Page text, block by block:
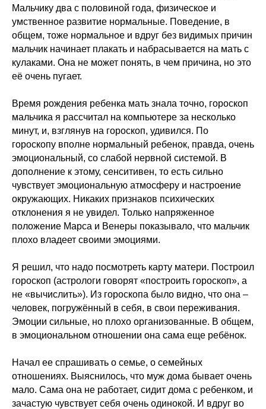
Мальчику два с половиной года, физическое и
умственное развитие нормальные. Поведение, в
общем, тоже нормальное и вдруг без видимых причин
мальчик начинает плакать и набрасывается на мать с
кулаками. Она не может понять, в чем причина, но это
её очень пугает.
Время рождения ребенка мать знала точно, гороскоп
мальчика я рассчитал на компьютере за несколько
минут, и, взглянув на гороскоп, удивился. По
гороскопу вполне нормальный ребенок, правда, очень
эмоциональный, со слабой нервной системой. В
дополнение к этому, сенситивен, то есть сильно
чувствует эмоциональную атмосферу и настроение
окружающих. Никаких признаков психических
отклонения я не увидел. Только напряженное
положение Марса и Венеры показывало, что мальчик
плохо владеет своими эмоциями.
Я решил, что надо посмотреть карту матери. Построил
гороскоп (астрологи говорят «построить гороскоп», а
не «вычислить»). Из гороскопа было видно, что она –
человек, погружённый в себя, в свои переживания.
Эмоции сильные, но плохо организованные. В общем,
в эмоциональном отношении она сама еще ребёнок.
Начал ее спрашивать о семье, о семейных
отношениях. Выяснилось, что муж дома бывает очень
мало. Сама она не работает, сидит дома с ребенком, и
зачастую чувствует себя очень одинокой. И вдруг во